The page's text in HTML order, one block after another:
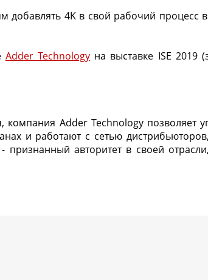
добавлять 4K в свой рабочий
Adder Technology на выставке ISE 2019
Adder Technology позволяет
и работают с сетью
авторитет в своей